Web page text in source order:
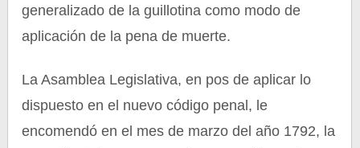
generalizado de la guillotina como modo de
aplicación de la pena de muerte.
La Asamblea Legislativa, en pos de aplicar lo
dispuesto en el nuevo código penal, le
encomendó en el mes de marzo del año 1792, la